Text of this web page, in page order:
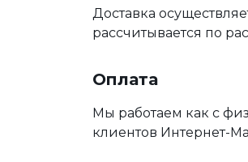
Доставка
рассчитывается по
Оплата
Мы работаем как с
клиентов Интернет-